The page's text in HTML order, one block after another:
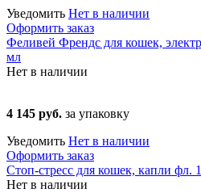
Уведомить Нет в наличии
Оформить заказ
Феливей Френдс для кошек,
мл
Нет в наличии
4 145 руб. за упаковку
Уведомить Нет в наличии
Оформить заказ
Стоп-стресс для кошек, капли фл.
Нет в наличии